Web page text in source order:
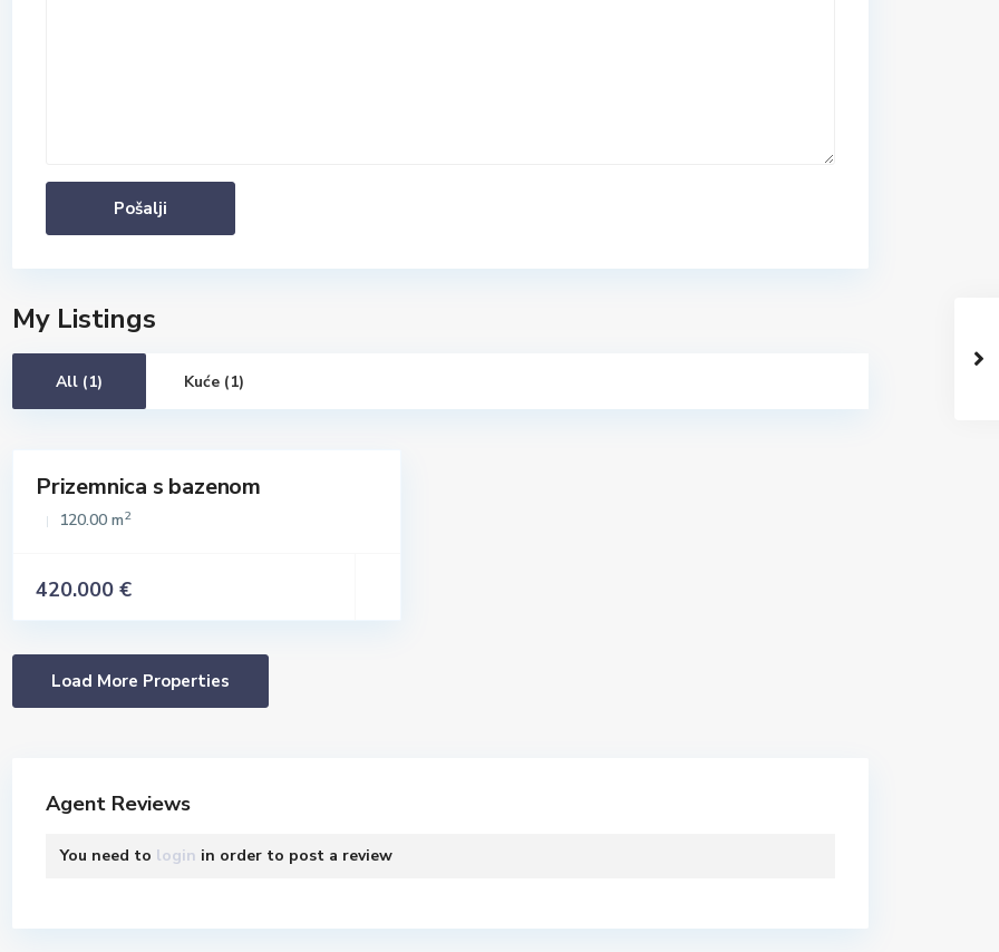
My Listings
All (1) Kuće (1)
Istaknuto
Prizemnica s bazenom
120.00 m2
420.000 €
Agent Reviews
You need to login in order to post a review